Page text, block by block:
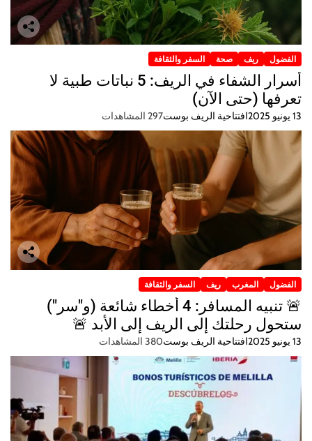
الفضول ريف صحة السفر والثقافة
أسرار الشفاء في الريف: 5 نباتات طبية لا
تعرفها (حتى الآن)
13 يونيو 2025 افتتاحية الريف بوست297 المشاهدات
الفضول المغرب ريف السفر والثقافة
🚨 تنبيه المسافر: 4 أخطاء شائعة (و"سر")
ستحول رحلتك إلى الريف إلى الأبد 🚨
13 يونيو 2025 افتتاحية الريف بوست380 المشاهدات